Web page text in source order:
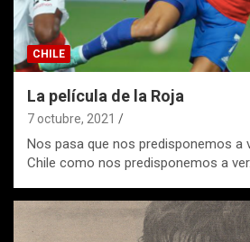
CHILE
La película de la Roja
7 octubre, 2021
Nos pasa que nos predisponemos a
Chile como nos predisponemos a